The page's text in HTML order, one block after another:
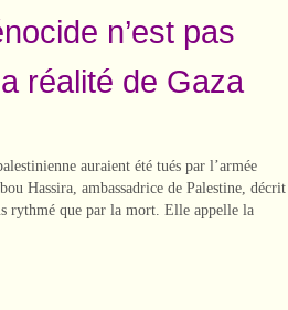
n’est pas
réalité de Gaza
auraient été tués par l’armée
Hassira, ambassadrice de Palestine, décrit
rythmé que par la mort. Elle appelle la